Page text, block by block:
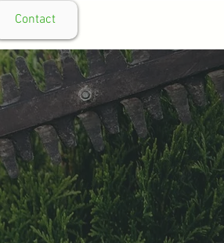
Contact